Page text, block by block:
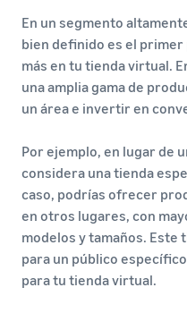
En un segmento
bien definido es el
más en tu tienda virtual.
una amplia gama de
un área e invertir en
Por ejemplo, en lugar de
considera una tienda
caso, podrías ofrecer
en otros lugares, con
modelos y tamaños.
para un público
para tu tienda virtual.